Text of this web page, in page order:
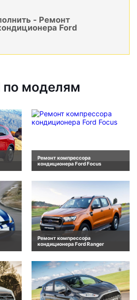
- Ремонт
Ford
по моделям
Ремонт компрессора
кондиционера Ford Focus
Ремонт компрессора
кондиционера Ford Ranger